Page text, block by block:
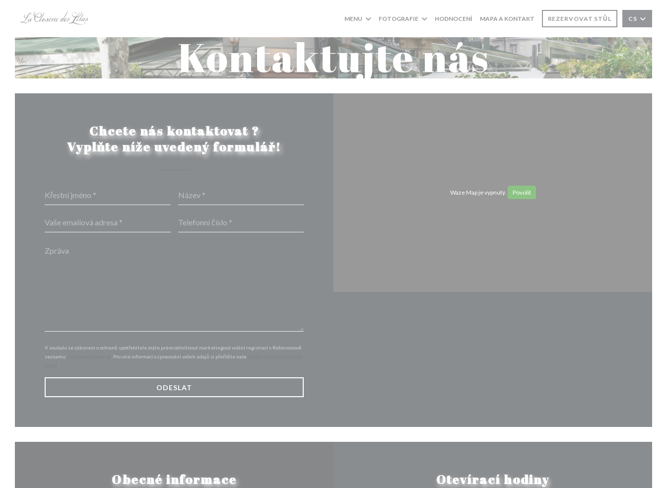
MENU FOTOGRAFIE HODNOCENÍ MAPA A KONTAKT REZERVOVAT STŮL CS
Kontaktujte nás
Chcete nás kontaktovat ?
Vyplňte níže uvedený formulář!
V souladu se zákonem o ochraně spotřebitele máte právo odmítnout marketingová volání registrací v Robinsonově
seznamu:
. Pro více informací o zpracování vašich údajů si přečtěte naše
Waze Map je vypnutý. Povolit
Obecné informace Otevírací hodiny